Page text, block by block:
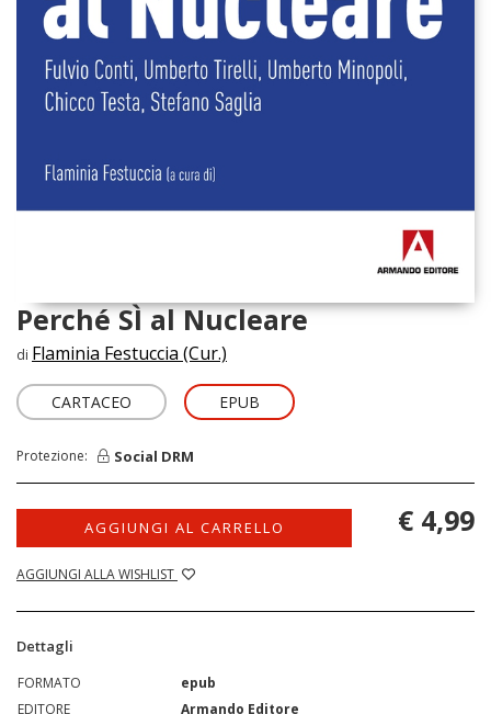
Perché SÌ al Nucleare
di Flaminia Festuccia (Cur.)
CARTACEO EPUB
Protezione: Social DRM
AGGIUNGI AL CARRELLO
AGGIUNGI ALLA WISHLIST
€ 4,99
Dettagli
FORMATO
epub
EDITORE
Armando Editore